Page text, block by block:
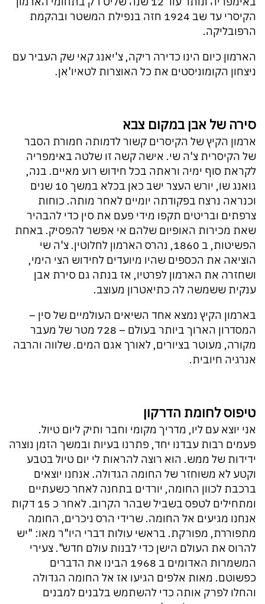
הקיסרי עד שב 1924 חזה בנפילת המשטר ובהקמת
הרפובליקה.
הארמון כיום הינו כדירה ריקה, צ'יאנג קאי שק העביר עם
ניצחון הקומוניסטים את כל האוצרות לטאיו'אן.
סירה של אבן במקום צבא
ארמון הקיץ של הקיסרים קשור לדמותה חמורת הסבר
של הקיסרית צ'ה שי. אישה קשה זו שלטה באימפריה
לקראת סוף ימיה וראתה בכל חידוש רוע מאיים. בנה,
גואנג שו, יורש העצר ישב כאן בכלא במשך 10 שנים
וכנראה נרצח בפקודתה יומיים לאחר מותה. כוחות
צרפתים ובריטים תקפו מידי פעם את סין כדי להבהיר
שאת מכירות האופיום שלהם אי אפשר להפסיק. באחת
הפשיטות, ב 1860, נהרס הארמון לחלוטין. צ'ה שי
הוציאה את הכספים שהיו מיועדים לחידוש הצי הימי,
ושחזרה את הארמון לפרטיו, אז בנתה גם סירת אבן
ענקית ששמשה לה כתיאטרון מעוצב.
בארמון הקיץ נמצא אחד השיאים העולמיים של סין –
המסדרון הארוך ביותר בעולם – 728 מטר של מעבר
מקורה, מעוטר בציורים, לאורך אגם המים. שלווה והרבה
אנרגיה חיובית.
טיפוס לחומת הדרקון
אני יוצא עם ליו, מדריך מקומי וחבר ותיק ליום טיול.
פעמים רבות עבדנו יחד, פתרנו בעיות ובמשך הזמן נוצרה
ידידות של ממש. הוא רוצה להראות לי יום טיול בטבע
וקטע לא משוחזר של החומה הגדולה. אנחנו יוצאים
ברכבת לכוון החומה, יורדים בתחנה לאחר כשעתיים
ומתחילים לטפס בשביל שבהר הקרוב. לאחר כ 15 דקות
אנחנו מגיעים אל החומה. שרידי הרס ניכרים, החומה
מתפוררת, מפורקת. בראשי עולות דברי היו"ר מאו: "יש
להרוס את העולם הישן כדי לבנות עולם חדש". צעירי
המשמרות האדומים ב 1968 הבינו את הדברים
כפשוטם. מאות אלפים הגיעו אז אל החומה הגדולה
והחלו לפרק אותה כדי להשתמש בלבנים למבנים